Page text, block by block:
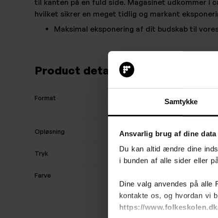
Samtykke
Ansvarlig brug af dine data
Du kan altid ændre dine
i bunden af alle sider eller
Dine valg anvendes på alle
kontakte os, og hvordan vi
https://
til kanten på en fuld side. Magasinet udkommer i
hvilket sikrer en meget tidlig og markant
Maksimal eksponering af dit budskab til
Product details
Format
Opløsning
Tryk
Farve